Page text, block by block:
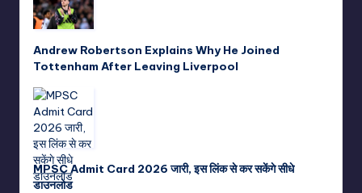
Andrew Robertson Explains Why He Joined
Tottenham After Leaving Liverpool
MPSC Admit Card 2026 जारी, इस लिंक से कर सकेंगे सीधे
डाउनलोड